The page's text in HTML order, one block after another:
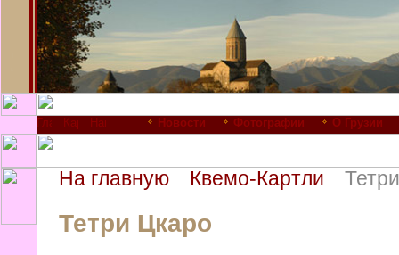
Новости Фотографии О Грузии
На главную Квемо-Картли
Тетри Цкаро